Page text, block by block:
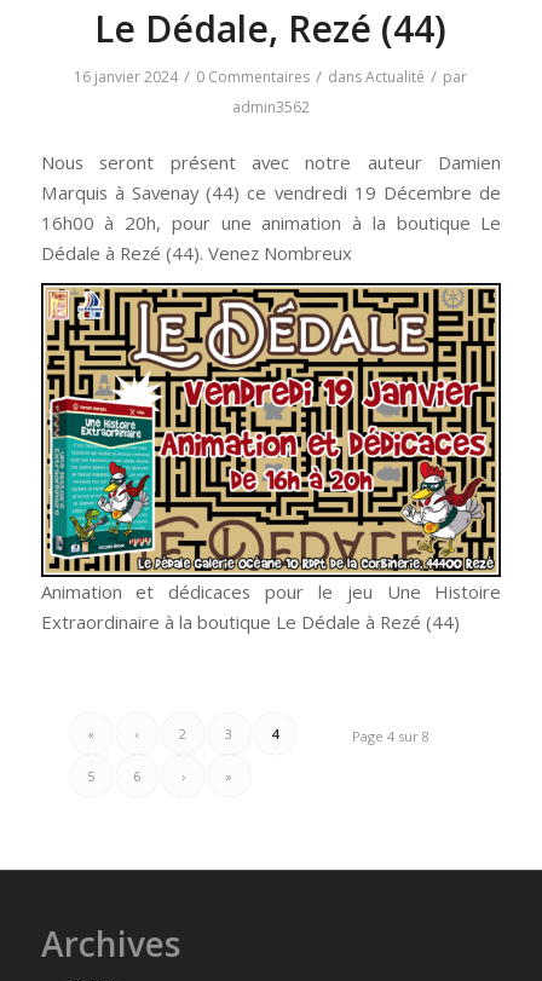
Le Dédale, Rezé (44)
16 janvier 2024 / 0 Commentaires / dansActualité / par
admin3562
Nous seront présent avec notre auteur Damien
Marquis à Savenay (44) ce vendredi 19 Décembre de
16h00 à 20h, pour une animation à la boutique Le
Dédale à Rezé (44). Venez Nombreux
Animation et dédicaces pour le jeu Une Histoire
Extraordinaire à la boutique Le Dédale à Rezé (44)
Page 4 sur 8
« ‹ 2 3 4
5 6 › »
Archives